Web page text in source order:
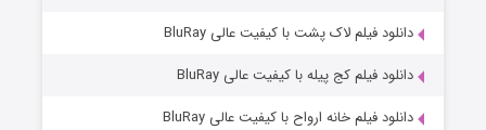
دانلود فیلم لاک پشت با کیفیت عالی BluRay
دانلود فیلم کج‌ پیله با کیفیت عالی BluRay
دانلود فیلم خانه ارواح با کیفیت عالی BluRay